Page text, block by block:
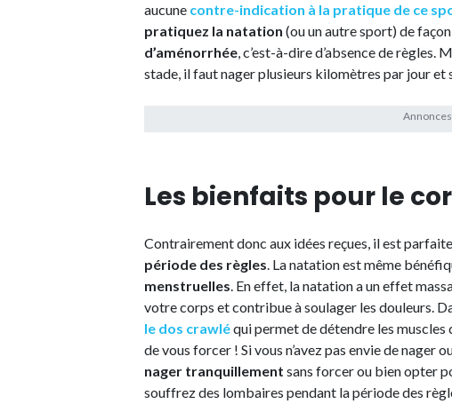
aucune contre-indication à la pratique de ce
pratiquez la natation (ou un autre sport) de
d’aménorrhée, c’est-à-dire d’absence de règles.
stade, il faut nager plusieurs kilomètres par jour et
Les bienfaits pour le
Contrairement donc aux idées reçues, il est
période des règles. La natation est même
menstruelles. En effet, la natation a un effet
votre corps et contribue à soulager les douleurs.
le dos crawléqui permet de détendre les muscles
de vous forcer ! Si vous n’avez pas envie de nager
nager tranquillement sans forcer ou bien opter
souffrez des lombaires pendant la période des